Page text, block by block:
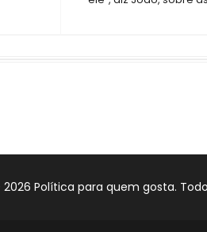
2026 Política para quem gosta.